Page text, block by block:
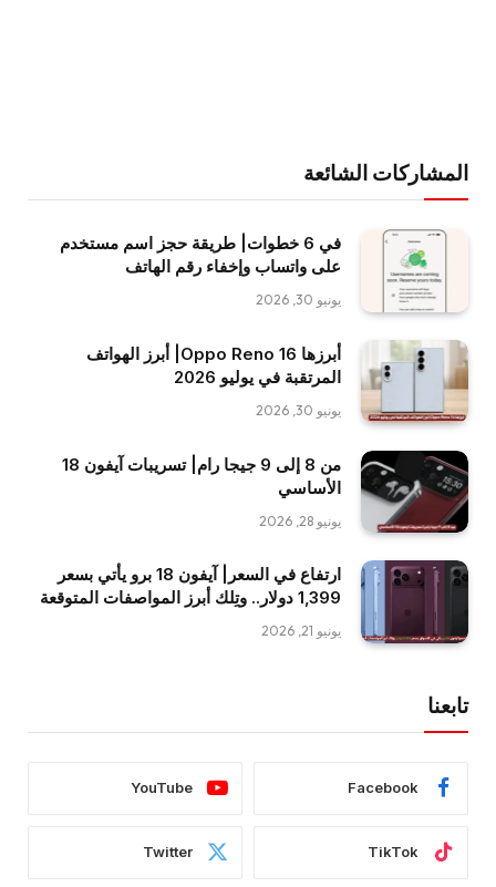
المشاركات الشائعة
في 6 خطوات| طريقة حجز اسم مستخدم
على واتساب وإخفاء رقم الهاتف
يونيو 30, 2026
أبرزها Oppo Reno 16| أبرز الهواتف
المرتقبة في يوليو 2026
يونيو 30, 2026
من 8 إلى 9 جيجا رام| تسريبات آيفون 18
الأساسي
يونيو 28, 2026
ارتفاع في السعر| آيفون 18 برو يأتي بسعر
1,399 دولار.. وتِلك أبرز المواصفات المتوقعة
يونيو 21, 2026
تابعنا
Facebook
YouTube
TikTok
Twitter